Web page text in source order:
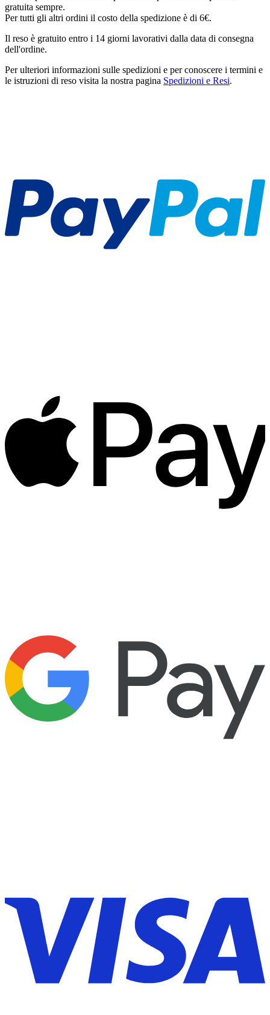
gratuita sempre.
Per tutti gli altri ordini il costo della spedizione è di 6€.
Il reso è gratuito entro i 14 giorni lavorativi dalla data di consegna
dell'ordine.
Per ulteriori informazioni sulle spedizioni e per conoscere i termini e
le istruzioni di reso visita la nostra pagina Spedizioni e Resi.